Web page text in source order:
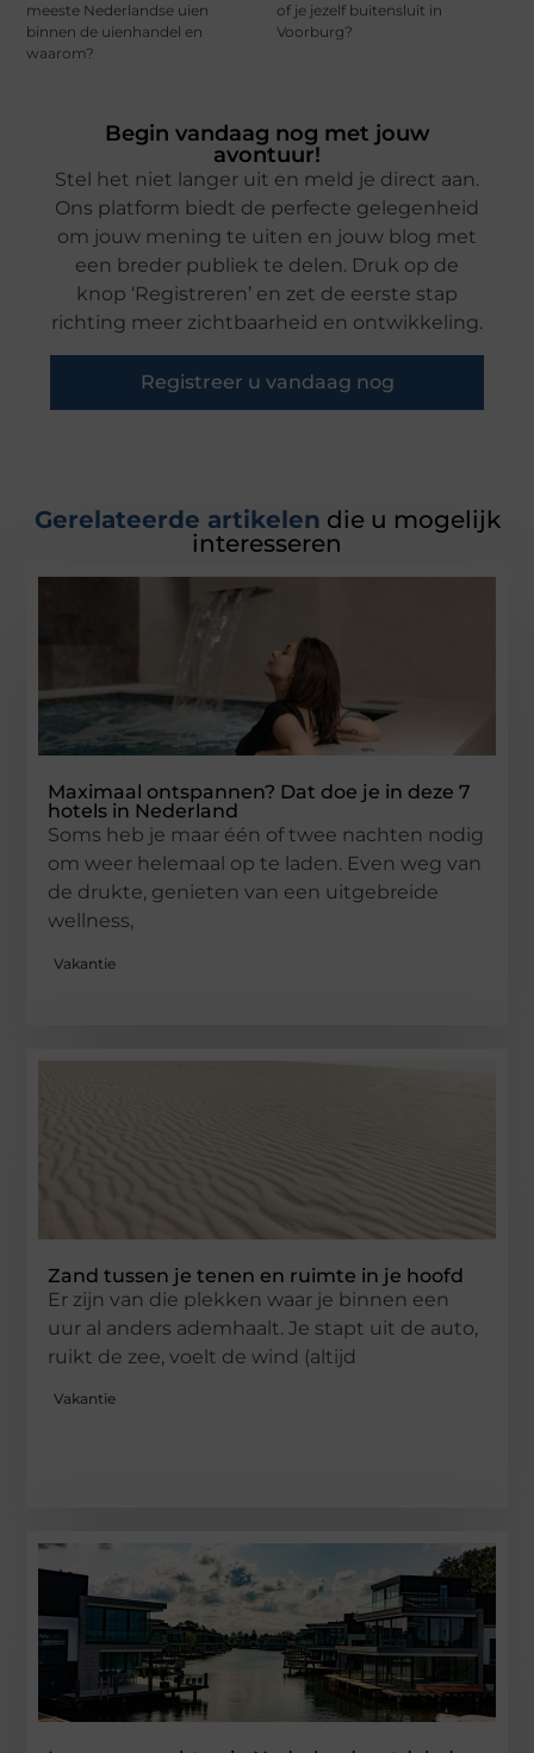
meeste Nederlandse uien
binnen de uienhandel en
waarom?
of je jezelf buitensluit in
Voorburg?
Begin vandaag nog met jouw
avontuur!
Stel het niet langer uit en meld je direct aan.
Ons platform biedt de perfecte gelegenheid
om jouw mening te uiten en jouw blog met
een breder publiek te delen. Druk op de
knop ‘Registreren’ en zet de eerste stap
richting meer zichtbaarheid en ontwikkeling.
Registreer u vandaag nog
Gerelateerde artikelen die u mogelijk
interesseren
Maximaal ontspannen? Dat doe je in deze 7
hotels in Nederland
Soms heb je maar één of twee nachten nodig
om weer helemaal op te laden. Even weg van
de drukte, genieten van een uitgebreide
wellness,
Vakantie
Zand tussen je tenen en ruimte in je hoofd
Er zijn van die plekken waar je binnen een
uur al anders ademhaalt. Je stapt uit de auto,
ruikt de zee, voelt de wind (altijd
Vakantie